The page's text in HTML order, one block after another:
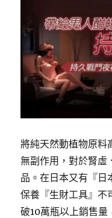
將純天然動植物原料
無副作用，對於腎虛
品。在日本又有『日
保養『生財工具』不
破10萬瓶以上銷售量